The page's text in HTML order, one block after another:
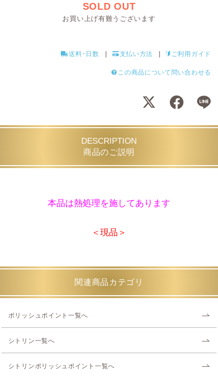
SOLD OUT
お買い上げ有難うございます
送料･日数 支払い方法 ご利用ガイド
この商品について問い合わせる
DESCRIPTION
商品のご説明
本品は熱処理を施してあります
＜現品＞
関連商品カテゴリ
ポリッシュポイント一覧へ
シトリン一覧へ
シトリンポリッシュポイント一覧へ